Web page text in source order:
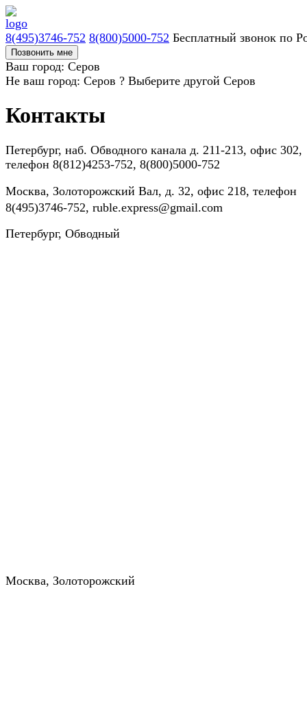
8(495)3746-752 8(800)5000-752 Бесплатный звонок по
Позвонить мне
Ваш город: Серов
Не ваш город: Серов ? Выберите другой Серов
Контакты
Петербург, наб. Обводного канала д. 211-213, офис 302,
телефон 8(812)4253-752, 8(800)5000-752
Москва, Золоторожский Вал, д. 32, офис 218, телефон
8(495)3746-752, ruble.express@gmail.com
Петербург, Обводный
Москва, Золоторожский